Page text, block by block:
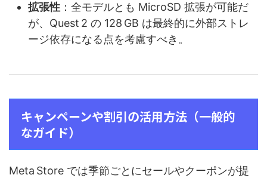
拡張性 ：全モデルとも MicroSD 拡張が可能だ
が、Quest 2 の 128 GB は最終的に外部ストレ
ージ依存になる点を考慮すべき。
キャンペーンや割引の活用方法（一般的
なガイド）
Meta Store では季節ごとにセールやクーポンが提